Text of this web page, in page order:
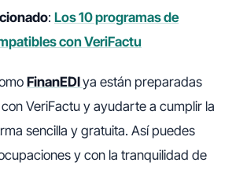
: Los 10 programas de
con VeriFactu
FinanEDIya están preparadas
VeriFactu y ayudarte a cumplir la
sencilla y gratuita. Así puedes
y con la tranquilidad de